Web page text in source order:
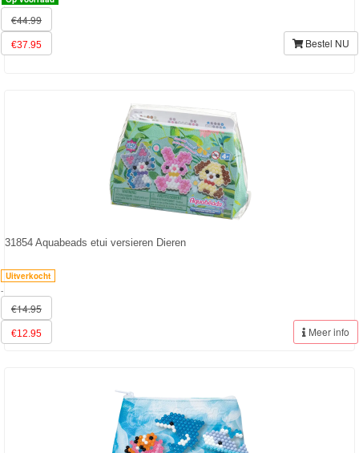
€44.99
€37.95 Bestel NU
31854 Aquabeads etui versieren Dieren
Uitverkocht
-
€14.95
€12.95 Meer info